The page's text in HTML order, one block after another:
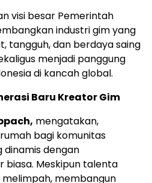
visi besar Pemerintah
industri gim yang
tangguh, dan berdaya saing
menjadi panggung
di kancah global.
Baru Kreator Gim
mengatakan,
bagi komunitas
dengan
biasa. Meskipun talenta
membangun